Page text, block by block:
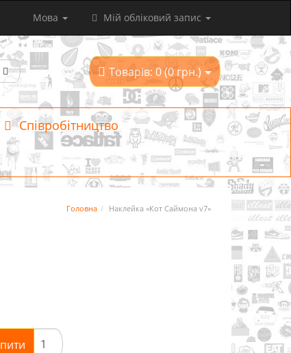
Мова Мій обліковий запис
Товарів: 0 (0 грн.)
Співробітництво
Головна Наклейка «Кот Саймона v7»